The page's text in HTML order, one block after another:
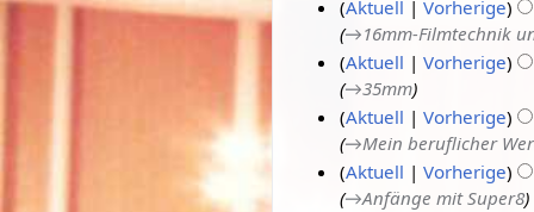
2
2
a
2
2
J
n
a
2
Aktuell
Vorherige
→16mm-Filmtechnik
8
D
Aktuell Vorherige
→35mm
6
Aktuell Vorherige
→Mein beruflicher
Aktuell
Vorherige
→Anfänge mit Super8